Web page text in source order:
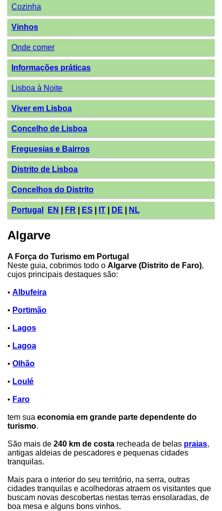
Cozinha
Vinhos
Onde comer
Informações práticas
Lisboa à Noite
Viver em Lisboa
Concelho de Lisboa
Freguesias e Bairros
Distrito de Lisboa
Concelhos do Distrito
Portugal EN FR ES IT DE NL
Algarve
A Força do Turismo em Portugal
Neste guia, cobrimos todo o Algarve (Distrito de Faro),
cujos principais destaques são:
• Albufeira
• Portimão
• Lagos
• Lagoa
• Olhão
• Loulé
• Faro
tem sua economia em grande parte dependente do
turismo.
São mais de 240 km de costa recheada de belas praias,
antigas aldeias de pescadores e pequenas cidades
tranquilas.
Mais para o interior do seu território, na serra, outras
cidades tranquilas e acolhedoras atraem os visitantes que
buscam novas descobertas nestas terras ensolaradas, de
boa mesa e alguns bons vinhos.